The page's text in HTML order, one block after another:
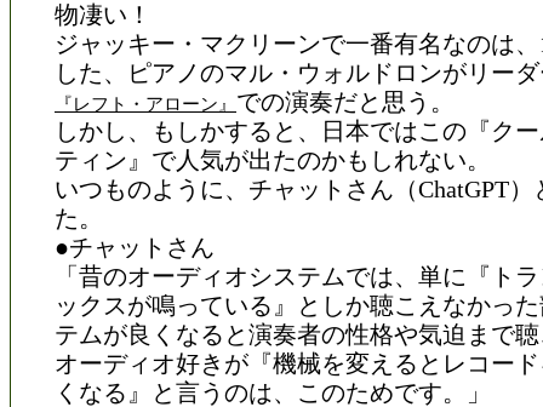
物凄い！
ジャッキー・マクリーンで一番有名なのは
した、ピアノのマル・ウォルドロンがリー
『レフト・アローン』 での演奏だと思う。
しかし、もしかすると、日本ではこの『ク
ティン』で人気が出たのかもしれない。
いつものように、チャットさん（ChatGPT
た。
●チャットさん
「昔のオーディオシステムでは、単に『ト
ックスが鳴っている』としか聴こえなかっ
テムが良くなると演奏者の性格や気迫まで
オーディオ好きが『機械を変えるとレコー
くなる』と言うのは、このためです。」